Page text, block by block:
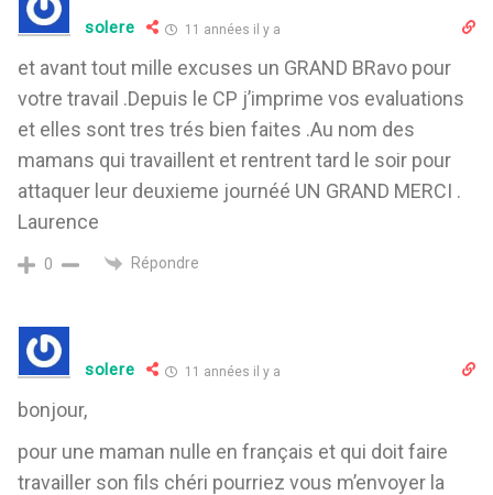
solere 11 années il y a
et avant tout mille excuses un GRAND BRavo pour
votre travail .Depuis le CP j’imprime vos evaluations
et elles sont tres trés bien faites .Au nom des
mamans qui travaillent et rentrent tard le soir pour
attaquer leur deuxieme journéé UN GRAND MERCI .
Laurence
0 Répondre
solere 11 années il y a
bonjour,
pour une maman nulle en français et qui doit faire
travailler son fils chéri pourriez vous m’envoyer la